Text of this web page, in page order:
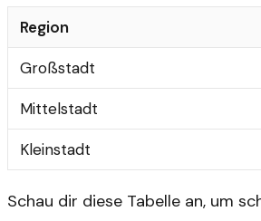
Region
Großstadt
Mittelstadt
Kleinstadt
Schau dir diese Tabelle an, um